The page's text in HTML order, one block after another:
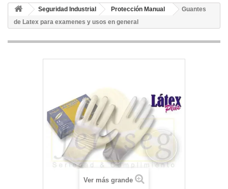
Seguridad Industrial Protección Manual
Guantes
de Latex para examenes y usos en general
Ver más grande